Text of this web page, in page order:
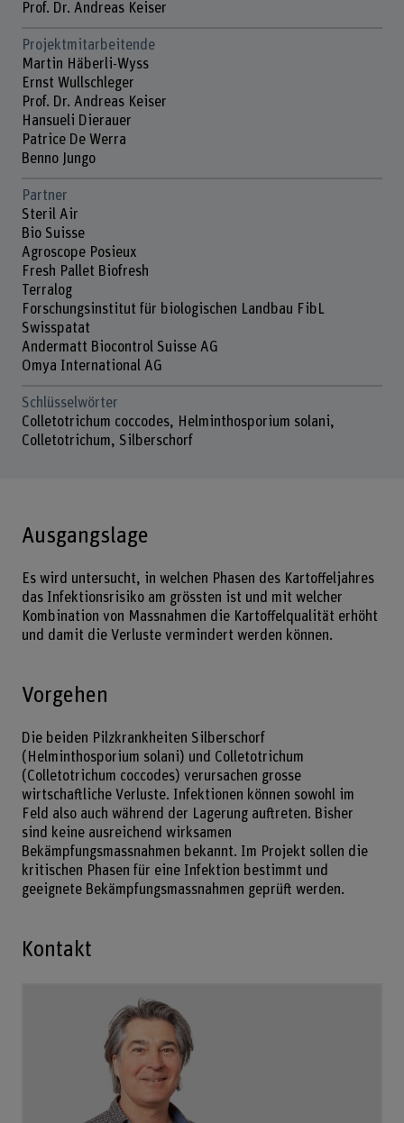
Prof. Dr. Andreas Keiser
Projektmitarbeitende
Martin Häberli-Wyss
Ernst Wullschleger
Prof. Dr. Andreas Keiser
Hansueli Dierauer
Patrice De Werra
Benno Jungo
Partner
Steril Air
Bio Suisse
Agroscope Posieux
Fresh Pallet Biofresh
Terralog
Forschungsinstitut für biologischen Landbau FibL
Swisspatat
Andermatt Biocontrol Suisse AG
Omya International AG
Schlüsselwörter
Colletotrichum coccodes, Helminthosporium solani,
Colletotrichum, Silberschorf
Ausgangslage
Es wird untersucht, in welchen Phasen des Kartoffeljahres
das Infektionsrisiko am grössten ist und mit welcher
Kombination von Massnahmen die Kartoffelqualität erhöht
und damit die Verluste vermindert werden können.
Vorgehen
Die beiden Pilzkrankheiten Silberschorf
(Helminthosporium solani) und Colletotrichum
(Colletotrichum coccodes) verursachen grosse
wirtschaftliche Verluste. Infektionen können sowohl im
Feld also auch während der Lagerung auftreten. Bisher
sind keine ausreichend wirksamen
Bekämpfungsmassnahmen bekannt. Im Projekt sollen die
kritischen Phasen für eine Infektion bestimmt und
geeignete Bekämpfungsmassnahmen geprüft werden.
Kontakt